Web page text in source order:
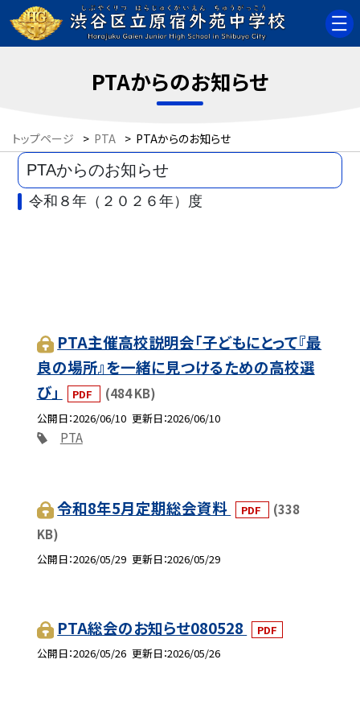
PTAからのお知らせ
トップページ > PTA > PTAからのお知らせ
PTAからのお知らせ
令和８年（２０２６年）度
PTA主催高校説明会「子どもにとって『最
良の場所』を一緒に見つけるための高校選
び」
PDF (484 KB)
公開日 2026/06/10 更新日 2026/06/10
PTA
令和8年5月定期総会資料 PDF
(338
KB)
公開日 2026/05/29 更新日 2026/05/29
PTA総会のお知らせ080528
PDF
公開日 2026/05/26 更新日 2026/05/26